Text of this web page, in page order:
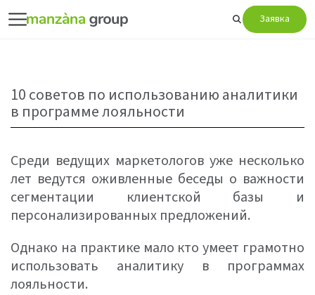
Заявка
10 советов по использованию аналитики
в программе лояльности
Среди ведущих маркетологов уже несколько
лет ведутся оживленные беседы о важности
сегментации клиентской базы и
персонализированных предложений.
Однако на практике мало кто умеет грамотно
использовать аналитику в программах
лояльности.